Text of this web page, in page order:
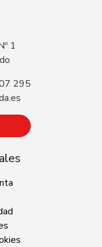
1
295